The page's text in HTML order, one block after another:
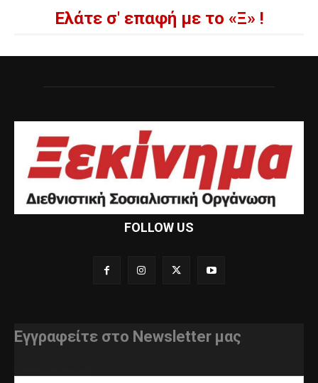
Ελάτε σ' επαφή με το «Ξ» !
FOLLOW US
Εγγραφείτε στο Newsletter μας